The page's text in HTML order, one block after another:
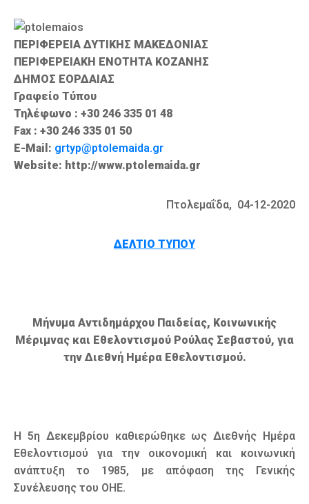
ΠΕΡΙΦΕΡΕΙΑ ΔΥΤΙΚΗΣ ΜΑΚΕΔΟΝΙΑΣ
ΠΕΡΙΦΕΡΕΙΑΚΗ ΕΝΟΤΗΤΑ ΚΟΖΑΝΗΣ
ΔΗΜΟΣ ΕΟΡΔΑΙΑΣ
Γραφείο Τύπου
Τηλέφωνο : +30 246 335 01 48
Fax : +30 246 335 01 50
E-Mail: grtyp@ptolemaida.gr
Website: http://www.ptolemaida.gr
Πτολεμαΐδα, 04-12-2020
ΔΕΛΤΙΟ ΤΥΠΟΥ
Μήνυμα Αντιδημάρχου Παιδείας, Κοινωνικής
Μέριμνας και Εθελοντισμού Ρούλας Σεβαστού, για
την Διεθνή Ημέρα Εθελοντισμού.
Η 5η Δεκεμβρίου καθιερώθηκε ως Διεθνής Ημέρα
Εθελοντισμού για την οικονομική και κοινωνική
ανάπτυξη το 1985, με απόφαση της Γενικής
Συνέλευσης του ΟΗΕ.